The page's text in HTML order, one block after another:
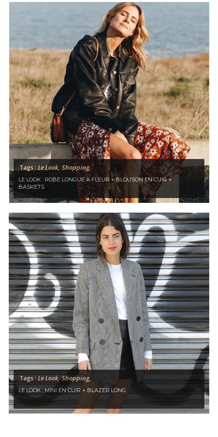
Tags : Le Look, Shopping,
LE LOOK : ROBE LONGUE À FLEUR + BLOUSON EN CUIR +
BASKETS
Tags : Le Look, Shopping,
LE LOOK : MINI EN CUIR + BLAZER LONG